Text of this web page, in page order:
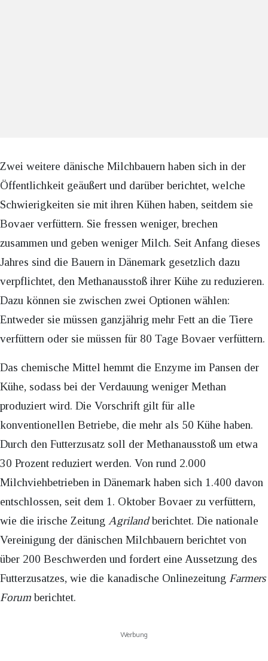
Zwei weitere dänische Milchbauern haben sich in der
Öffentlichkeit geäußert und darüber berichtet, welche
Schwierigkeiten sie mit ihren Kühen haben, seitdem sie
Bovaer verfüttern. Sie fressen weniger, brechen
zusammen und geben weniger Milch. Seit Anfang dieses
Jahres sind die Bauern in Dänemark gesetzlich dazu
verpflichtet, den Methanausstoß ihrer Kühe zu reduzieren.
Dazu können sie zwischen zwei Optionen wählen:
Entweder sie müssen ganzjährig mehr Fett an die Tiere
verfüttern oder sie müssen für 80 Tage Bovaer verfüttern.
Das chemische Mittel hemmt die Enzyme im Pansen der
Kühe, sodass bei der Verdauung weniger Methan
produziert wird. Die Vorschrift gilt für alle
konventionellen Betriebe, die mehr als 50 Kühe haben.
Durch den Futterzusatz soll der Methanausstoß um etwa
30 Prozent reduziert werden. Von rund 2.000
Milchviehbetrieben in Dänemark haben sich 1.400 davon
entschlossen, seit dem 1. Oktober Bovaer zu verfüttern,
wie die irische Zeitung Agrilandberichtet. Die nationale
Vereinigung der dänischen Milchbauern berichtet von
über 200 Beschwerden und fordert eine Aussetzung des
Futterzusatzes, wie die kanadische Onlinezeitung Farmers
Forumberichtet.
Werbung